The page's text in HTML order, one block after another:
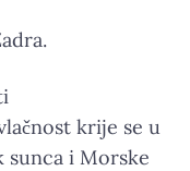
krije se u
sunca i Morske